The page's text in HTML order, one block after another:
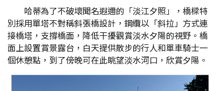
哈蒂為了不破壞聞名遐邇的「淡江夕照」，橋樑特
別採用單塔不對稱斜張橋設計，鋼纜以「斜拉」方式連
接橋塔，支撐橋面，降低干擾觀賞淡水夕陽的視野。橋
面上設置賞景露台，白天提供散步的行人和單車騎士一
個休憩點，到了傍晚可在此眺望淡水河口，欣賞夕陽。